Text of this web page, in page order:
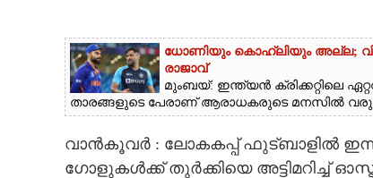
CONTACT US
ധോണിയും കൊഹ്‌ലിയും അല്ല;
രാജാവ്‌
മുംബയ്: ഇന്ത്യൻ ക്രിക്കറ്റിലെ
താരങ്ങളുടെ പേരാണ് ആരാധകരുടെ മനസിൽ
വാൻകൂവർ : ലോകകപ്പ് ഫുട്ബാളിൽ
ഗോളുകൾക്ക് തുർക്കിയെ അട്ടിമറിച്ച്